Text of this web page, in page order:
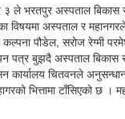
३ ले भरतपुर अस्पताल
विषयमा अस्पताल र
पौडेल, सरोज रेग्मी
पत्र बुझदै अस्पताल बिकास
कार्यालय चितवनले
भित्तामा टाँसिएको छ